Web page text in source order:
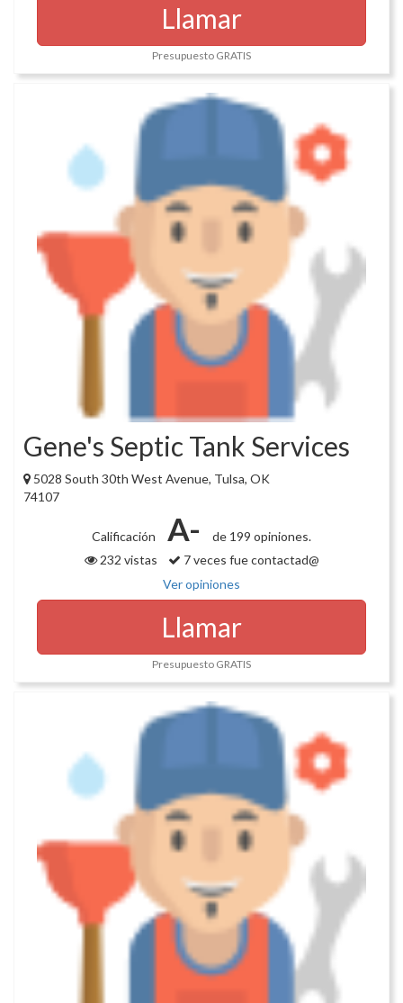
Llamar
Presupuesto GRATIS
Gene's Septic Tank Services
5028 South 30th West Avenue, Tulsa, OK
74107
Calificación A-
de 199 opiniones.
232 vistas
7 veces fue contactad@
Ver opiniones
Llamar
Presupuesto GRATIS